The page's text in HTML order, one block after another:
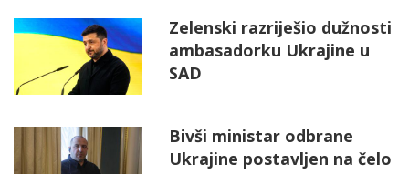
Zelenski razriješio dužnosti
ambasadorku Ukrajine u
SAD
Bivši ministar odbrane
Ukrajine postavljen na čelo